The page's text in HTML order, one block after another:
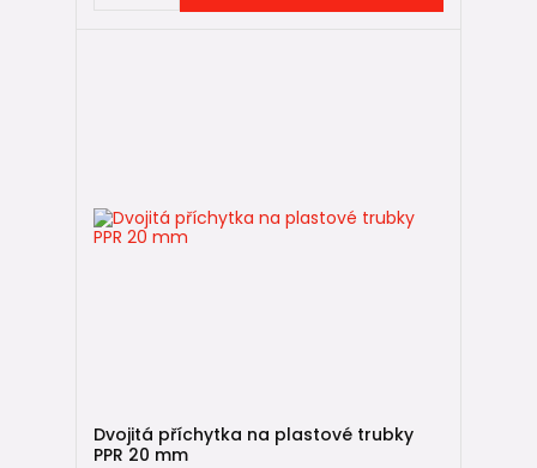
Dvojitá příchytka na plastové trubky
PPR 20 mm